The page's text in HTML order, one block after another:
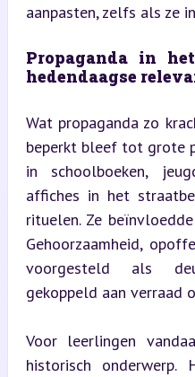
aanpasten, zelfs als ze
Propaganda in
hedendaagse
Wat propaganda zo
beperkt bleef tot grote
in schoolboeken,
affiches in het
rituelen. Ze
Gehoorzaamheid,
voorgesteld als
gekoppeld aan verraad
Voor leerlingen
historisch onderwerp.